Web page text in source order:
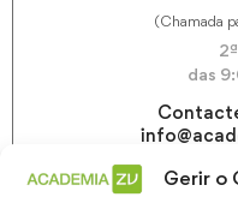
Gerir o
(Chamada
das